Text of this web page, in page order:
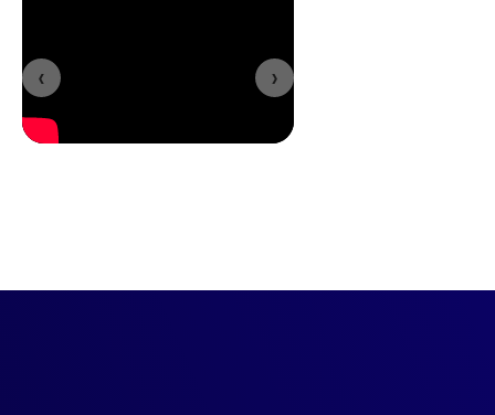
‹ ›